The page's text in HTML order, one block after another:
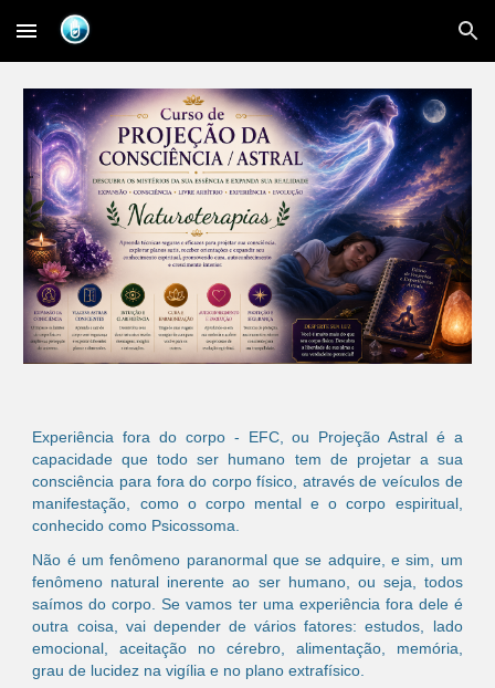
Skip to main content Skip to navigation
Experiência fora do corpo - EFC, ou Projeção Astral é a
capacidade que todo ser humano tem de projetar a sua
consciência para fora do corpo físico, através de veículos de
manifestação, como o corpo mental e o corpo espiritual,
conhecido como Psicossoma.
Não é um fenômeno paranormal que se adquire, e sim, um
fenômeno natural inerente ao ser humano, ou seja, todos
saímos do corpo. Se vamos ter uma experiência fora dele é
outra coisa, vai depender de vários fatores: estudos, lado
emocional, aceitação no cérebro, alimentação, memória,
grau de lucidez na vigília e no plano extrafísico.